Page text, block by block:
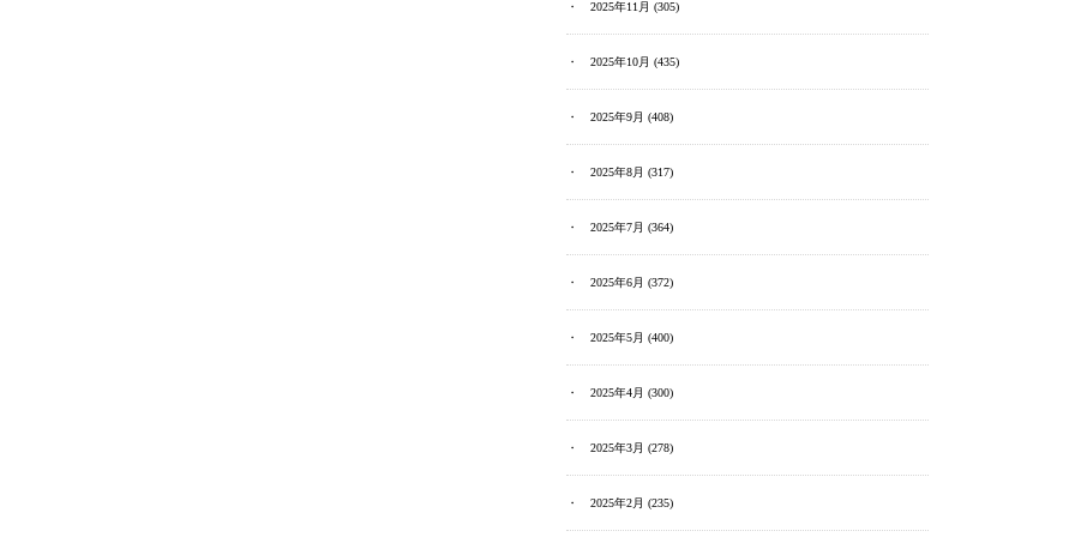
2025年11月 (305)
2025年10月 (435)
2025年9月 (408)
2025年8月 (317)
2025年7月 (364)
2025年6月 (372)
2025年5月 (400)
2025年4月 (300)
2025年3月 (278)
2025年2月 (235)